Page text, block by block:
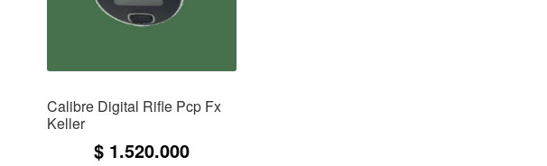
Calibre Digital Rifle Pcp Fx
Keller
$ 1.520.000